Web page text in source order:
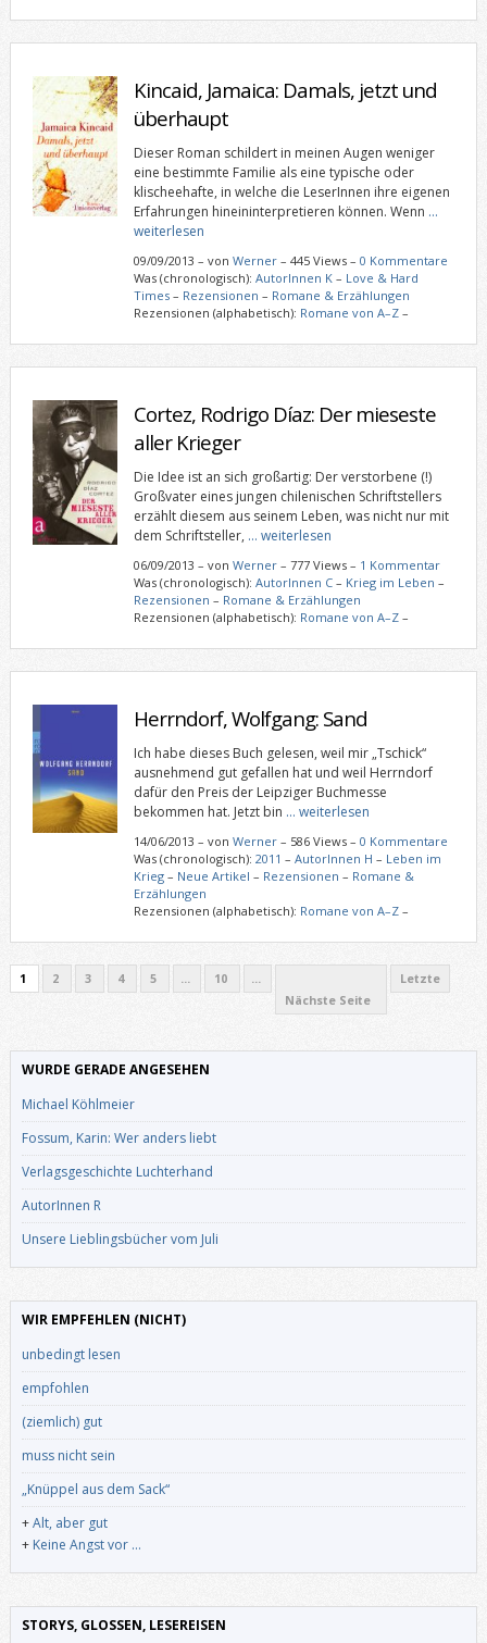
Kincaid, Jamaica: Damals, jetzt und
überhaupt
Dieser Roman schildert in meinen Augen weniger
eine bestimmte Familie als eine typische oder
klischeehafte, in welche die LeserInnen ihre eigenen
Erfahrungen hineininterpretieren können. Wenn …
weiterlesen
09/09/2013 – von Werner– 445 Views – 0 Kommentare
Was (chronologisch): AutorInnen K– Love & Hard
Times– Rezensionen – Romane & Erzählungen
Rezensionen (alphabetisch): Romane von A–Z–
Cortez, Rodrigo Díaz: Der mieseste
aller Krieger
Die Idee ist an sich großartig: Der verstorbene (!)
Großvater eines jungen chilenischen Schriftstellers
erzählt diesem aus seinem Leben, was nicht nur mit
dem Schriftsteller, … weiterlesen
06/09/2013 – von Werner– 777 Views – 1 Kommentar
Was (chronologisch): AutorInnen C– Krieg im Leben –
Rezensionen – Romane & Erzählungen
Rezensionen (alphabetisch): Romane von A–Z–
Herrndorf, Wolfgang: Sand
Ich habe dieses Buch gelesen, weil mir „Tschick“
ausnehmend gut gefallen hat und weil Herrndorf
dafür den Preis der Leipziger Buchmesse
bekommen hat. Jetzt bin … weiterlesen
14/06/2013 – von Werner– 586 Views – 0 Kommentare
Was (chronologisch): 2011 – AutorInnen H – Leben im
Krieg– Neue Artikel – Rezensionen – Romane &
Erzählungen
Rezensionen (alphabetisch): Romane von A–Z–
1 2 3 4 5 10
Nächste Seite
Letzte
WURDE GERADE ANGESEHEN
Michael Köhlmeier
Fossum, Karin: Wer anders liebt
Verlagsgeschichte Luchterhand
AutorInnen R
Unsere Lieblingsbücher vom Juli
WIR EMPFEHLEN (NICHT)
unbedingt lesen
empfohlen
(ziemlich) gut
muss nicht sein
„Knüppel aus dem Sack“
+Alt, aber gut
+ Keine Angst vor …
STORYS, GLOSSEN, LESEREISEN